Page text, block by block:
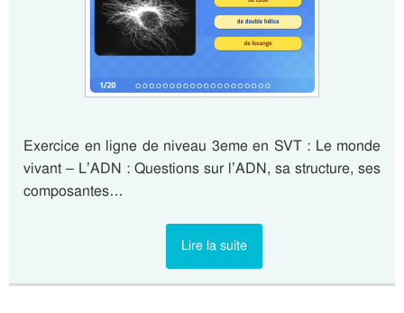
Exercice en ligne de niveau 3eme en SVT : Le monde
vivant – L’ADN : Questions sur l’ADN, sa structure, ses
composantes…
Lire la suite